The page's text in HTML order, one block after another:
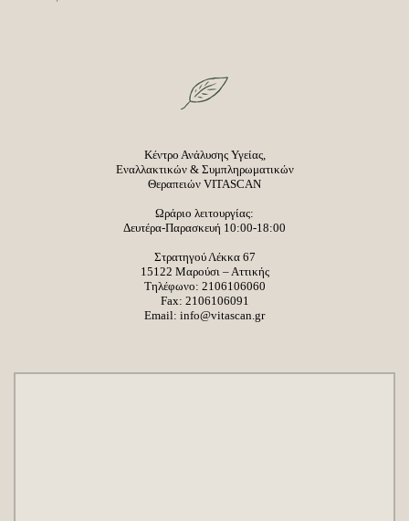
Κέντρο Ανάλυσης Υγείας,
Εναλλακτικών & Συμπληρωματικών
Θεραπειών VITASCAN
Ωράριο λειτουργίας:
Δευτέρα-Παρασκευή 10:00-18:00
Στρατηγού Λέκκα 67
15122 Μαρούσι – Αττικής
Τηλέφωνο: 2106106060
Fax: 2106106091
Email: info@vitascan.gr